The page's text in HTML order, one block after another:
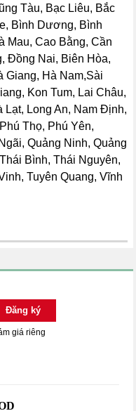
Tàu, Bạc Liêu, Bắc
Bình Dương, Bình
Mau, Cao Bằng, Cần
Đồng Nai, Biên Hòa,
Giang, Hà Nam,Sài
Kon Tum, Lai Châu,
Long An, Nam Định,
Thọ, Phú Yên,
Quảng Ninh, Quảng
Bình, Thái Nguyên,
Tuyên Quang, Vĩnh
Đăng ký
giá riêng